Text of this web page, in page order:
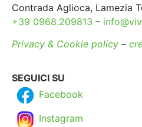
Contrada Aglioca, Lamezia
+39 0968.209813 –
Privacy & Cookie policy –
SEGUICI SU
Facebook
Instagram